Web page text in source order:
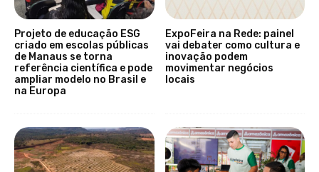
Projeto de educação ESG
criado em escolas públicas
de Manaus se torna
referência científica e pode
ampliar modelo no Brasil e
na Europa
ExpoFeira na Rede: painel
vai debater como cultura e
inovação podem
movimentar negócios
locais